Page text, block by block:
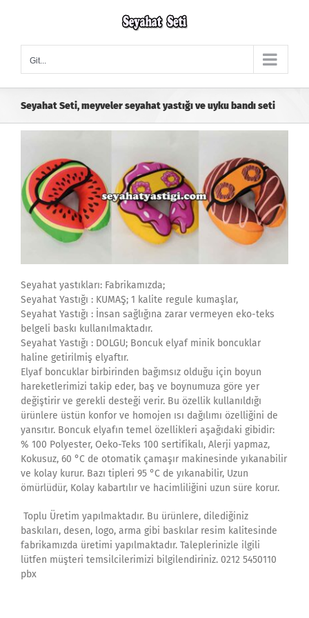
Git...
Seyahat Seti, meyveler seyahat yastığı ve uyku bandı seti
Seyahat yastıkları: Fabrikamızda;
Seyahat Yastığı : KUMAŞ; 1 kalite regule kumaşlar,
Seyahat Yastığı : İnsan sağlığına zarar vermeyen eko-teks
belgeli baskı kullanılmaktadır.
Seyahat Yastığı : DOLGU; Boncuk elyaf minik boncuklar
haline getirilmiş elyaftır.
Elyaf boncuklar birbirinden bağımsız olduğu için boyun
hareketlerimizi takip eder, baş ve boynumuza göre yer
değiştirir ve gerekli desteği verir. Bu özellik kullanıldığı
ürünlere üstün konfor ve homojen ısı dağılımı özelliğini de
yansıtır. Boncuk elyafın temel özellikleri aşağıdaki gibidir:
% 100 Polyester, Oeko-Teks 100 sertifikalı, Alerji yapmaz,
Kokusuz, 60 °C de otomatik çamaşır makinesinde yıkanabilir
ve kolay kurur. Bazı tipleri 95 °C de yıkanabilir, Uzun
ömürlüdür, Kolay kabartılır ve hacimliliğini uzun süre korur.
Toplu Üretim yapılmaktadır. Bu ürünlere, dilediğiniz
baskıları, desen, logo, arma gibi baskılar resim kalitesinde
fabrikamızda üretimi yapılmaktadır. Taleplerinizle ilgili
lütfen müşteri temsilcilerimizi bilgilendiriniz. 0212 5450110
pbx